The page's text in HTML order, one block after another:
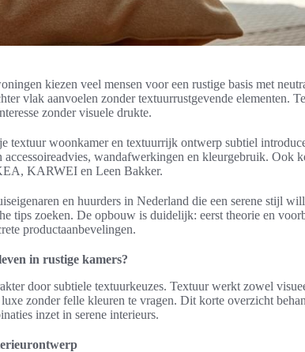
kiezen veel mensen voor een rustige basis met
vlak aanvoelen zonder textuurrustgevende elementen.
zonder visuele drukte.
textuur woonkamer en textuurrijk ontwerp subtiel
accessoireadvies, wandafwerkingen en kleurgebruik. Ook
KARWEI en Leen Bakker.
en huurders in Nederland die een serene stijl
tips zoeken. De opbouw is duidelijk: eerst theorie en
productaanbevelingen.
in rustige kamers?
door subtiele textuurkeuzes. Textuur werkt zowel
zonder felle kleuren te vragen. Dit korte overzicht
inzet in serene interieurs.